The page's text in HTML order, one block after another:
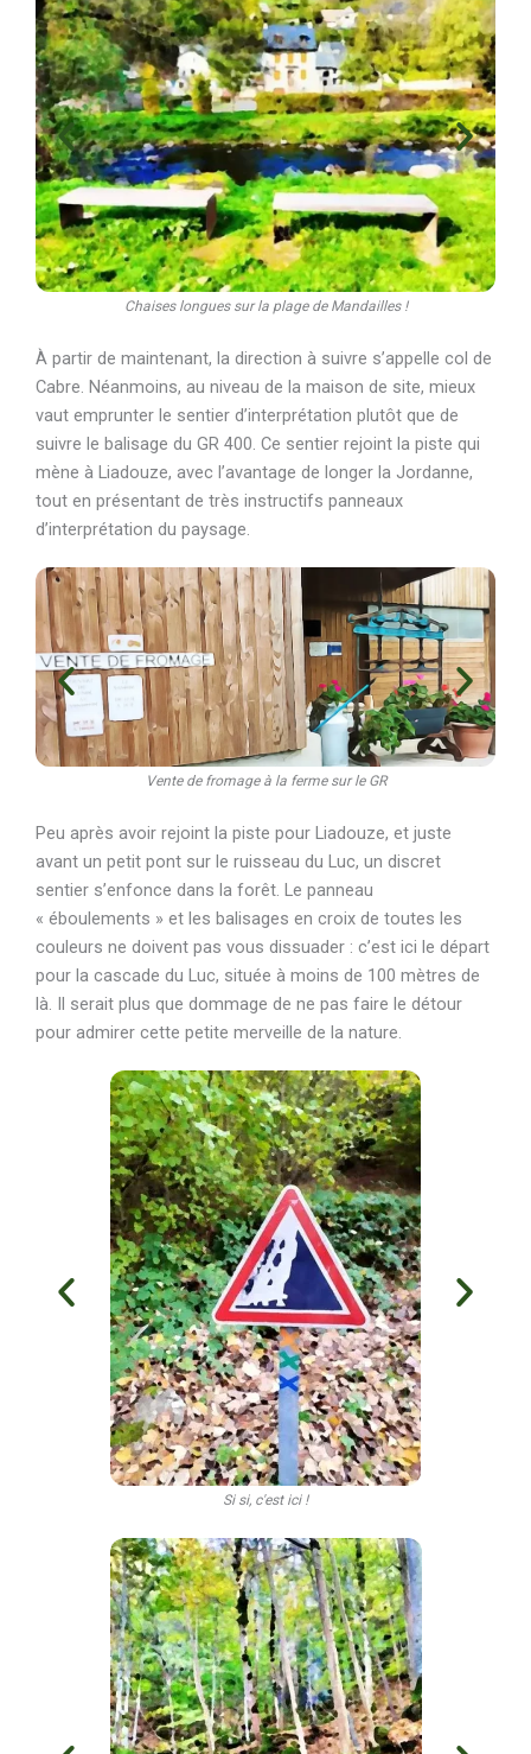
Chaises longues sur la plage de Mandailles !
À partir de maintenant, la direction à suivre s’appelle col de
Cabre. Néanmoins, au niveau de la maison de site, mieux
vaut emprunter le sentier d’interprétation plutôt que de
suivre le balisage du GR 400. Ce sentier rejoint la piste qui
mène à Liadouze, avec l’avantage de longer la Jordanne,
tout en présentant de très instructifs panneaux
d’interprétation du paysage.
Vente de fromage à la ferme sur le GR
Peu après avoir rejoint la piste pour Liadouze, et juste
avant un petit pont sur le ruisseau du Luc, un discret
sentier s’enfonce dans la forêt. Le panneau
« éboulements » et les balisages en croix de toutes les
couleurs ne doivent pas vous dissuader : c’est ici le départ
pour la cascade du Luc, située à moins de 100 mètres de
là. Il serait plus que dommage de ne pas faire le détour
pour admirer cette petite merveille de la nature.
Si si, c'est ici !